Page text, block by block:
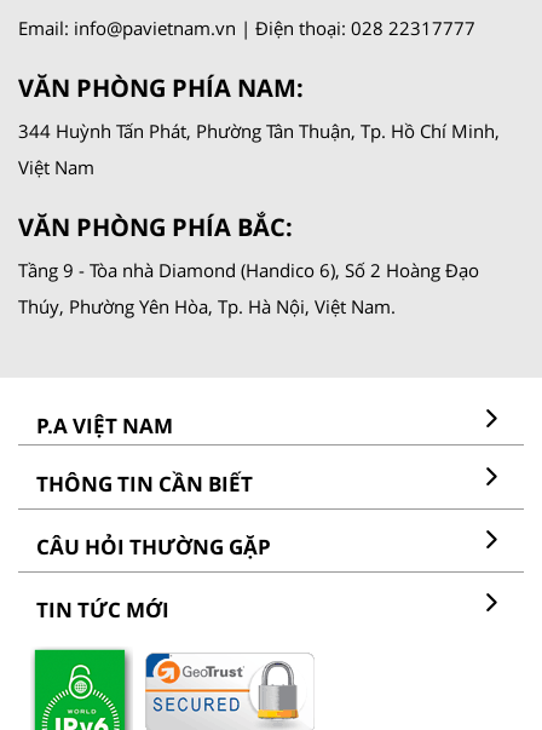
Email: info@pavietnam.vn | Điện thoại: 028 22317777
VĂN PHÒNG PHÍA NAM:
344 Huỳnh Tấn Phát, Phường Tân Thuận, Tp. Hồ Chí Minh,
Việt Nam
VĂN PHÒNG PHÍA BẮC:
Tầng 9 - Tòa nhà Diamond (Handico 6), Số 2 Hoàng Đạo
Thúy, Phường Yên Hòa, Tp. Hà Nội, Việt Nam.
P.A VIỆT NAM
THÔNG TIN CẦN BIẾT
CÂU HỎI THƯỜNG GẶP
TIN TỨC MỚI